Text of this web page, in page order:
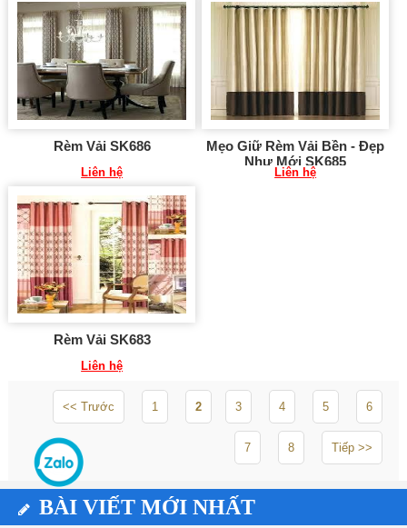
Rèm Vải SK686
Liên hệ
Mẹo Giữ Rèm Vải Bền - Đẹp
Như Mới SK685
Liên hệ
Rèm Vải SK683
Liên hệ
<< Trước 1 2 3 4 5 6
7 8 Tiếp >>
BÀI VIẾT MỚI NHẤT